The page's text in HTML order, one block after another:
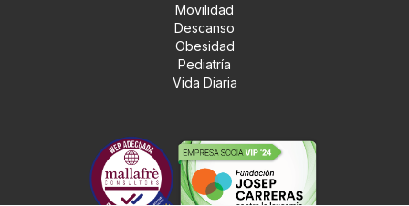
Movilidad
Descanso
Obesidad
Pediatría
Vida Diaria